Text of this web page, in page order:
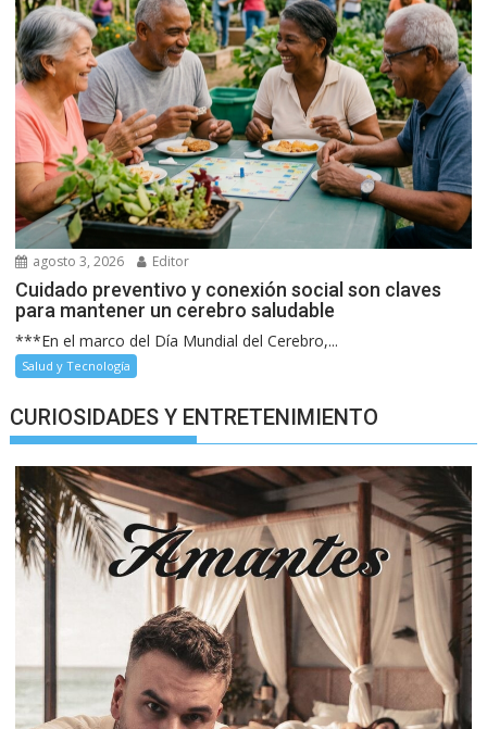
agosto 3, 2026 Editor
Cuidado preventivo y conexión social son claves
para mantener un cerebro saludable
***En el marco del Día Mundial del Cerebro,...
Salud y Tecnología
CURIOSIDADES Y ENTRETENIMIENTO